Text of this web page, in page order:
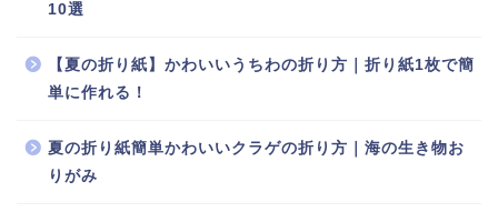
10選
【夏の折り紙】かわいいうちわの折り方｜折り紙1枚で簡
単に作れる！
夏の折り紙簡単かわいいクラゲの折り方｜海の生き物お
りがみ